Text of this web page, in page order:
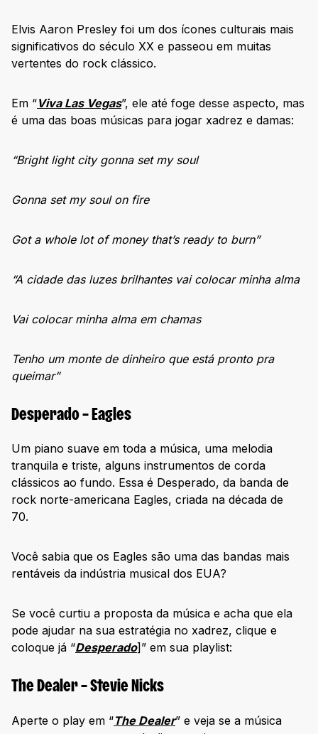
Elvis Aaron Presley foi um dos ícones culturais mais
significativos do século XX e passeou em muitas
vertentes do rock clássico.
Em “Viva Las Vegas”, ele até foge desse aspecto, mas
é uma das boas músicas para jogar xadrez e damas:
“Bright light city gonna set my soul
Gonna set my soul on fire
Got a whole lot of money that’s ready to burn”
“A cidade das luzes brilhantes vai colocar minha alma
Vai colocar minha alma em chamas
Tenho um monte de dinheiro que está pronto pra
queimar”
Desperado – Eagles
Um piano suave em toda a música, uma melodia
tranquila e triste, alguns instrumentos de corda
clássicos ao fundo. Essa é Desperado, da banda de
rock norte-americana Eagles, criada na década de
70.
Você sabia que os Eagles são uma das bandas mais
rentáveis da indústria musical dos EUA?
Se você curtiu a proposta da música e acha que ela
pode ajudar na sua estratégia no xadrez, clique e
coloque já “Desperado]” em sua playlist:
The Dealer – Stevie Nicks
Aperte o play em “The Dealer” e veja se a música